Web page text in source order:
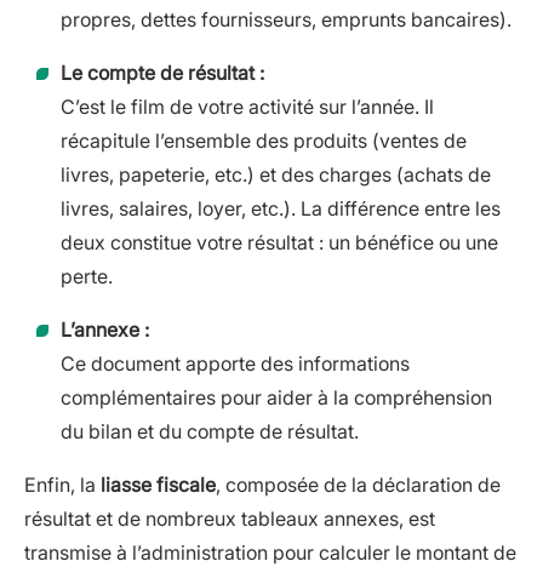
propres, dettes fournisseurs, emprunts bancaires).
Le compte de résultat :
C’est le film de votre activité sur l’année. Il
récapitule l’ensemble des produits (ventes de
livres, papeterie, etc.) et des charges (achats de
livres, salaires, loyer, etc.). La différence entre les
deux constitue votre résultat : un bénéfice ou une
perte.
L’annexe :
Ce document apporte des informations
complémentaires pour aider à la compréhension
du bilan et du compte de résultat.
Enfin, la liasse fiscale, composée de la déclaration de
résultat et de nombreux tableaux annexes, est
transmise à l’administration pour calculer le montant de